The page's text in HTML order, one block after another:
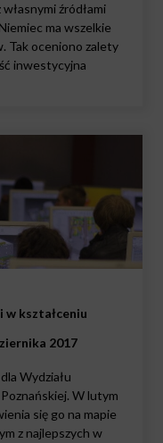
źródłami
ma wszelkie
Tak oceniono zalety
inwestycyjna
w kształceniu
2017
Wydziału
W lutym
się go na mapie
z najlepszych w